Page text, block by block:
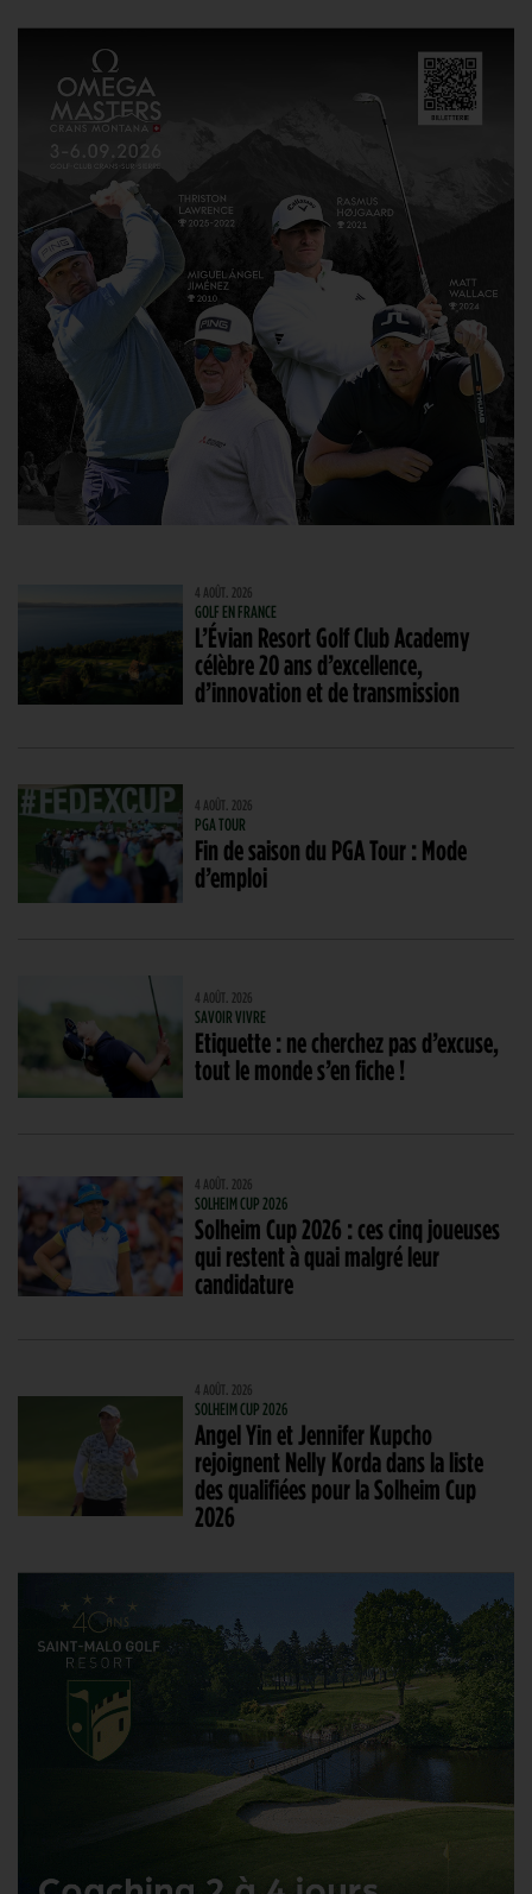
4 AOÛT. 2026
GOLF EN FRANCE
L’Évian Resort Golf Club Academy
célèbre 20 ans d’excellence,
d’innovation et de transmission
4 AOÛT. 2026
PGA TOUR
Fin de saison du PGA Tour : Mode
d’emploi
4 AOÛT. 2026
SAVOIR VIVRE
Etiquette : ne cherchez pas d’excuse,
tout le monde s’en fiche !
4 AOÛT. 2026
SOLHEIM CUP 2026
Solheim Cup 2026 : ces cinq joueuses
qui restent à quai malgré leur
candidature
4 AOÛT. 2026
SOLHEIM CUP 2026
Angel Yin et Jennifer Kupcho
rejoignent Nelly Korda dans la liste
des qualifiées pour la Solheim Cup
2026